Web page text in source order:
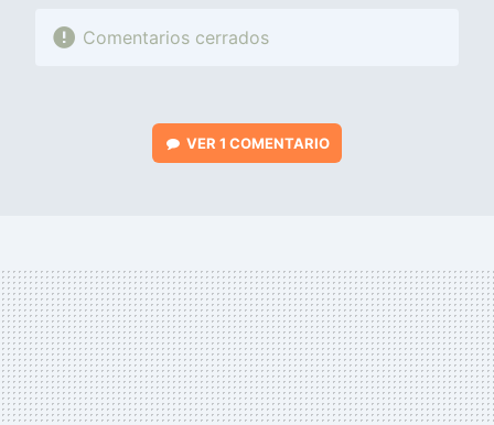
Comentarios cerrados
VER 1 COMENTARIO